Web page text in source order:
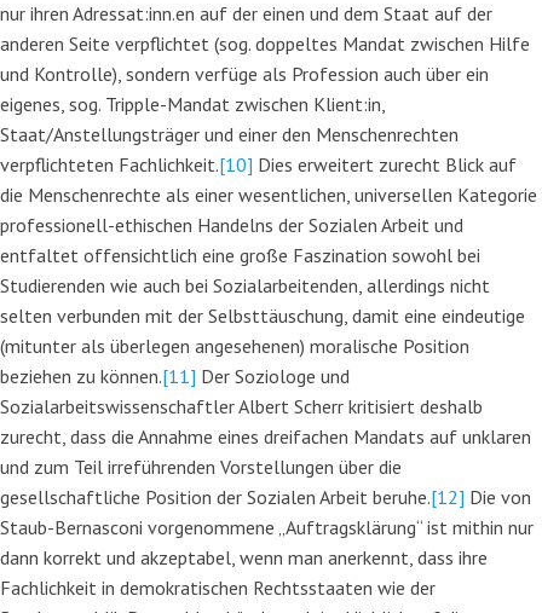
nur ihren Adressat:inn.en auf der einen und dem Staat auf der
anderen Seite verpflichtet (sog. doppeltes Mandat zwischen Hilfe
und Kontrolle), sondern verfüge als Profession auch über ein
eigenes, sog. Tripple-Mandat zwischen Klient:in,
Staat/Anstellungsträger und einer den Menschenrechten
verpflichteten Fachlichkeit.[10] Dies erweitert zurecht Blick auf
die Menschenrechte als einer wesentlichen, universellen Kategorie
professionell-ethischen Handelns der Sozialen Arbeit und
entfaltet offensichtlich eine große Faszination sowohl bei
Studierenden wie auch bei Sozialarbeitenden, allerdings nicht
selten verbunden mit der Selbsttäuschung, damit eine eindeutige
(mitunter als überlegen angesehenen) moralische Position
beziehen zu können.[11] Der Soziologe und
Sozialarbeitswissenschaftler Albert Scherr kritisiert deshalb
zurecht, dass die Annahme eines dreifachen Mandats auf unklaren
und zum Teil irreführenden Vorstellungen über die
gesellschaftliche Position der Sozialen Arbeit beruhe.[12] Die von
Staub-Bernasconi vorgenommene „Auftragsklärung“ ist mithin nur
dann korrekt und akzeptabel, wenn man anerkennt, dass ihre
Fachlichkeit in demokratischen Rechtsstaaten wie der